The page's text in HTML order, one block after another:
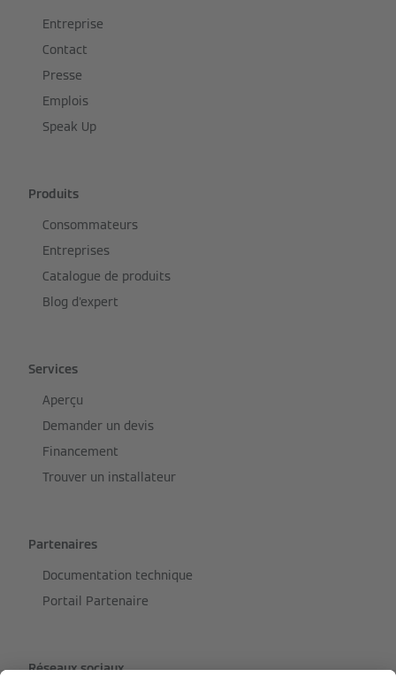
Entreprise
Contact
Presse
Emplois
Speak Up
Produits
Consommateurs
Entreprises
Catalogue de produits
Blog d'expert
Services
Aperçu
Demander un devis
Financement
Trouver un installateur
Partenaires
Documentation technique
Portail Partenaire
Réseaux sociaux